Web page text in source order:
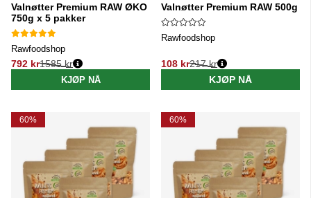
Valnøtter Premium RAW ØKO
750g x 5 pakker
Rawfoodshop
792 kr
Vanlig pris:
1585 kr
KJØP NÅ
Valnøtter Premium RAW 500g
Rawfoodshop
108 kr
Vanlig pris:
217 kr
KJØP NÅ
60% 60%